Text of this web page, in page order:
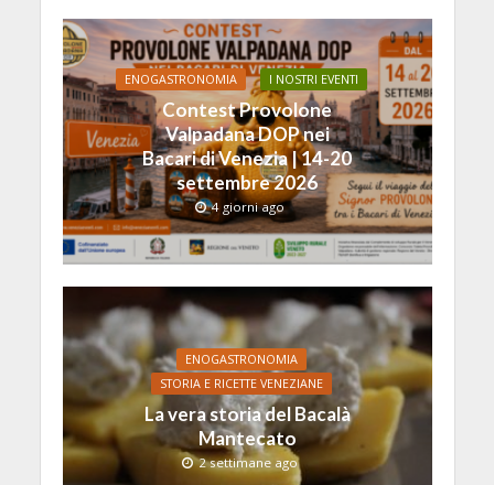
ENOGASTRONOMIA I NOSTRI EVENTI
Contest Provolone
Valpadana DOP nei
Bacari di Venezia | 14-20
settembre 2026
4 giorni ago
ENOGASTRONOMIA
STORIA E RICETTE VENEZIANE
La vera storia del Bacalà
Mantecato
2 settimane ago